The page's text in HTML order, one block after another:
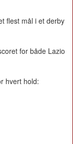
flest mål i et derby
for både Lazio
hvert hold: